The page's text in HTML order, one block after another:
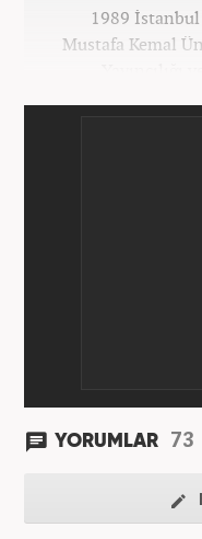
1989
Mustafa Kemal
Öner, şu anda
YORUMLAR 73